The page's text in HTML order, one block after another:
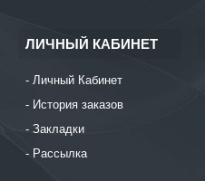
ЛИЧНЫЙ КАБИНЕТ
Личный Кабинет
История заказов
Закладки
Рассылка